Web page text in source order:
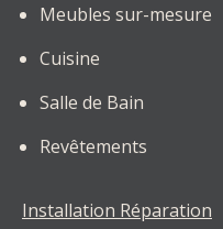
Meubles sur-mesure
Cuisine
Salle de Bain
Revêtements
Installation Réparation